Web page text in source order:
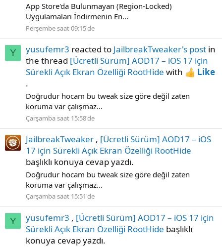
App Store'da Bulunmayan (Region-Locked)
Uygulamaları İndirmenin En...
Perşembe saat 09:15'de
Y yusufemr3 reacted to JailbreakTweaker's post in
the thread [Ücretli Sürüm] AOD17 – iOS 17 için
Sürekli Açık Ekran Özelliği RootHide with
Like
.
Doğrudur hocam bu tweak size göre değil zaten
koruma var çalışmaz...
Çarşamba saat 15:58'de
JailbreakTweaker , [Ücretli Sürüm] AOD17 – iOS
17 için Sürekli Açık Ekran Özelliği RootHide
başlıklı konuya cevap yazdı.
Doğrudur hocam bu tweak size göre değil zaten
koruma var çalışmaz...
Çarşamba saat 15:51'de
Y yusufemr3 , [Ücretli Sürüm] AOD17 – iOS 17 için
Sürekli Açık Ekran Özelliği RootHide başlıklı
konuya cevap yazdı.